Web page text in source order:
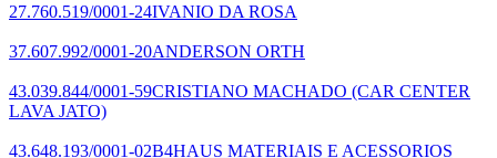
27.760.519/0001-24IVANIO DA ROSA
37.607.992/0001-20ANDERSON ORTH
43.039.844/0001-59CRISTIANO MACHADO (CAR CENTER
LAVA JATO)
43.648.193/0001-02B4HAUS MATERIAIS E ACESSORIOS